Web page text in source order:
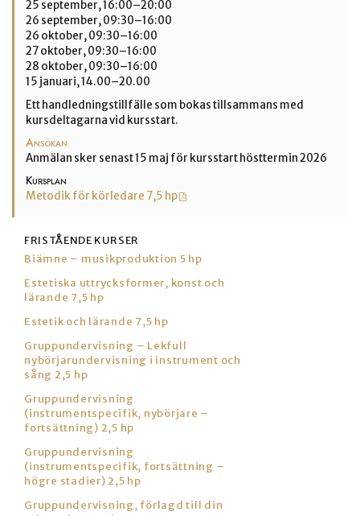
25 september, 16:00–20:00
26 september, 09:30–16:00
26 oktober, 09:30–16:00
27 oktober, 09:30–16:00
28 oktober, 09:30–16:00
15 januari, 14.00–20.00
Ett handledningstillfälle som bokas tillsammans med
kursdeltagarna vid kursstart.
Ansökan
Anmälan sker senast 15 maj för kursstart hösttermin 2026
Kursplan
Metodik för körledare 7,5 hp
FRISTÅENDE KURSER
Biämne – musikproduktion 5 hp
Estetiska uttrycksformer, konst och
lärande 7,5 hp
Estetik och lärande 7,5 hp
Gruppundervisning – Lekfull
nybörjarundervisning i instrument och
sång 2,5 hp
Gruppundervisning
(instrumentspecifik, nybörjare –
fortsättning) 2,5 hp
Gruppundervisning
(instrumentspecifik, fortsättning –
högre stadier) 2,5 hp
Gruppundervisning, förlagd till din